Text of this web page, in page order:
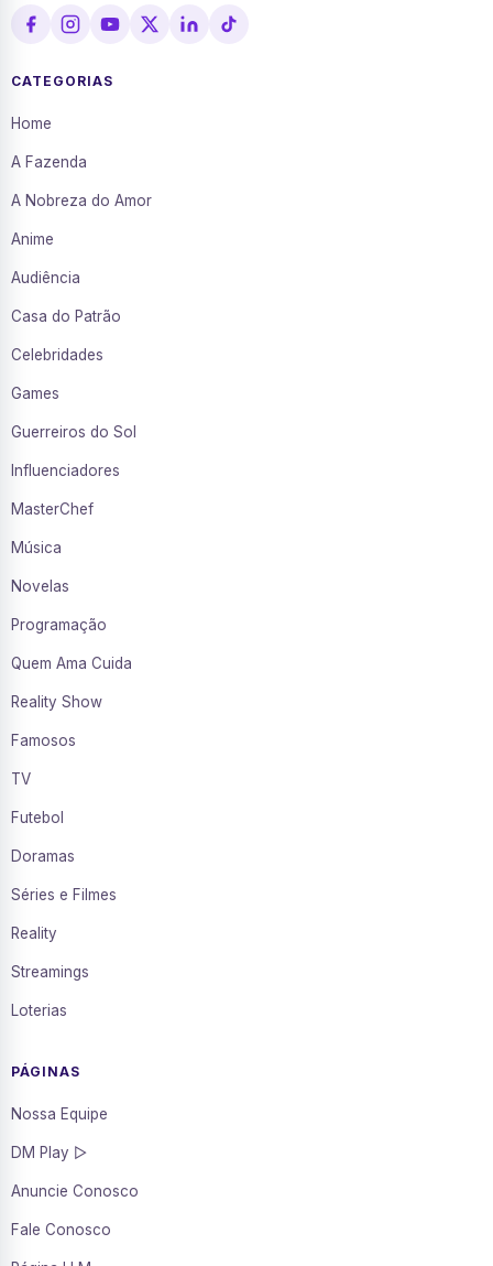
CATEGORIAS
Home
A Fazenda
A Nobreza do Amor
Anime
Audiência
Casa do Patrão
Celebridades
Games
Guerreiros do Sol
Influenciadores
MasterChef
Música
Novelas
Programação
Quem Ama Cuida
Reality Show
Famosos
TV
Futebol
Doramas
Séries e Filmes
Reality
Streamings
Loterias
PÁGINAS
Nossa Equipe
DM Play ▷
Anuncie Conosco
Fale Conosco